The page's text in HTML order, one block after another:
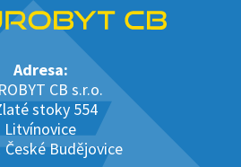
Adresa:
CB s.r.o.
stoky 554
Litvínovice
České Budějovice